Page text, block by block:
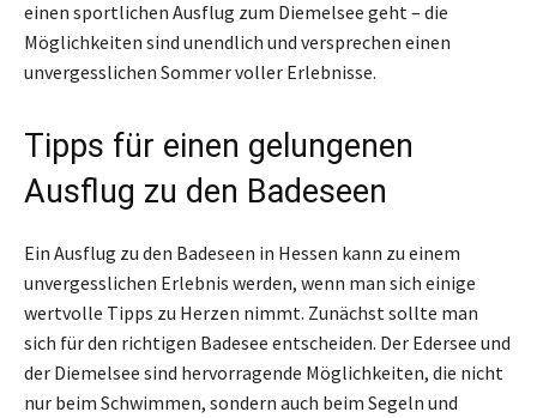
einen sportlichen Ausflug zum Diemelsee geht – die
Möglichkeiten sind unendlich und versprechen einen
unvergesslichen Sommer voller Erlebnisse.
Tipps für einen gelungenen
Ausflug zu den Badeseen
Ein Ausflug zu den Badeseen in Hessen kann zu einem
unvergesslichen Erlebnis werden, wenn man sich einige
wertvolle Tipps zu Herzen nimmt. Zunächst sollte man
sich für den richtigen Badesee entscheiden. Der Edersee und
der Diemelsee sind hervorragende Möglichkeiten, die nicht
nur beim Schwimmen, sondern auch beim Segeln und